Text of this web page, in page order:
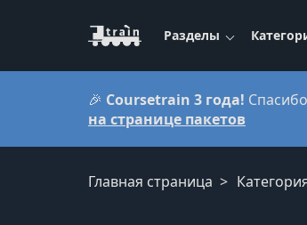
Разделы
🎉 Coursetrain 3 года!
на странице пакетов
Главная страница